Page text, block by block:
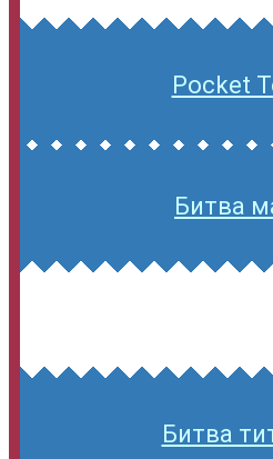
Pocket
Битва
Битва